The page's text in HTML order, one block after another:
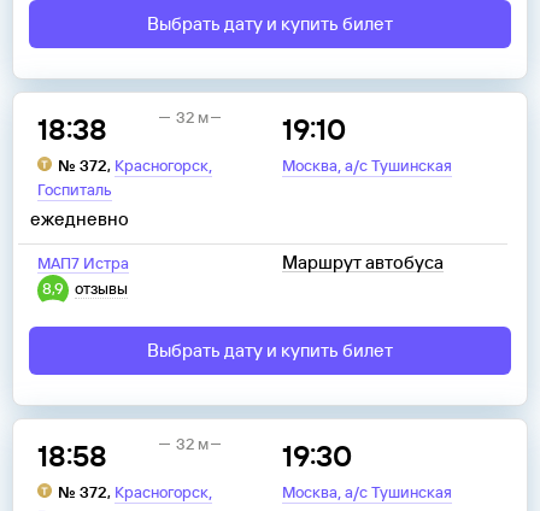
Выбрать дату и купить билет
18:38
№ 372, Красногорск,
Госпиталь
19:10
Москва,а/с Тушинская
32 м
МАП7 Истра
8,9
отзывы
ежедневно
Маршрут автобуса
Выбрать дату и купить билет
18:58
№ 372, Красногорск,
19:30
Москва,а/с Тушинская
32 м